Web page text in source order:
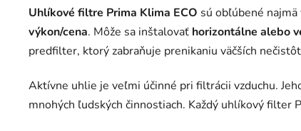
Uhlíkové filtre Prima Klima ECO sú obľúbené
výkon/cena. Môže sa inštalovať horizontálne alebo
predfilter, ktorý zabraňuje prenikaniu väčších
Aktívne uhlie je veľmi účinné pri filtrácii vzduchu.
mnohých ľudských činnostiach. Každý uhlíkový filter